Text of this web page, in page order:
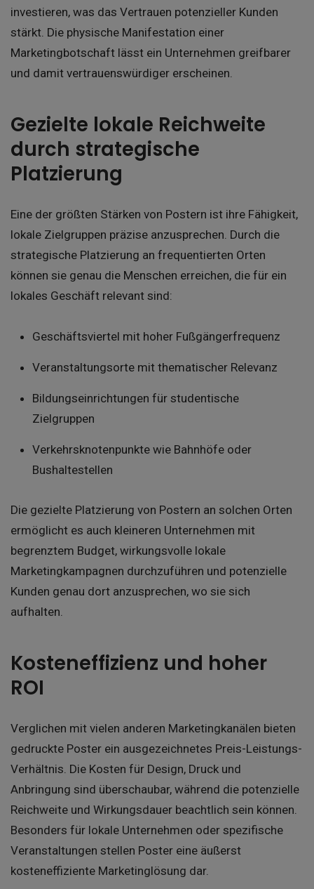
investieren, was das Vertrauen potenzieller Kunden
stärkt. Die physische Manifestation einer
Marketingbotschaft lässt ein Unternehmen greifbarer
und damit vertrauenswürdiger erscheinen.
Gezielte lokale Reichweite
durch strategische
Platzierung
Eine der größten Stärken von Postern ist ihre Fähigkeit,
lokale Zielgruppen präzise anzusprechen. Durch die
strategische Platzierung an frequentierten Orten
können sie genau die Menschen erreichen, die für ein
lokales Geschäft relevant sind:
Geschäftsviertel mit hoher Fußgängerfrequenz
Veranstaltungsorte mit thematischer Relevanz
Bildungseinrichtungen für studentische
Zielgruppen
Verkehrsknotenpunkte wie Bahnhöfe oder
Bushaltestellen
Die gezielte Platzierung von Postern an solchen Orten
ermöglicht es auch kleineren Unternehmen mit
begrenztem Budget, wirkungsvolle lokale
Marketingkampagnen durchzuführen und potenzielle
Kunden genau dort anzusprechen, wo sie sich
aufhalten.
Kosteneffizienz und hoher
ROI
Verglichen mit vielen anderen Marketingkanälen bieten
gedruckte Poster ein ausgezeichnetes Preis-Leistungs-
Verhältnis. Die Kosten für Design, Druck und
Anbringung sind überschaubar, während die potenzielle
Reichweite und Wirkungsdauer beachtlich sein können.
Besonders für lokale Unternehmen oder spezifische
Veranstaltungen stellen Poster eine äußerst
kosteneffiziente Marketinglösung dar.